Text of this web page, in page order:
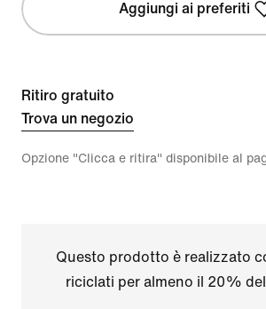
Aggiungi ai preferiti
Ritiro gratuito
Trova un negozio
Opzione "Clicca e ritira" disponibile al
Questo prodotto è realizzato
riciclati per almeno il 20%